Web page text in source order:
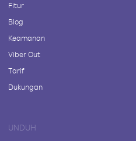
Fitur
Blog
Keamanan
Viber Out
Tarif
Dukungan
UNDUH